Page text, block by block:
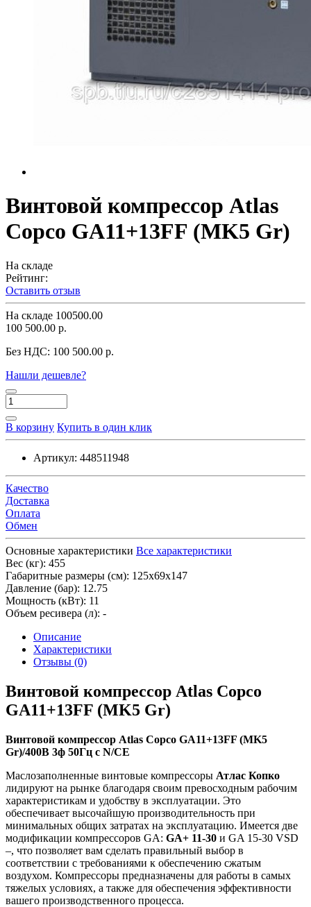
Винтовой компрессор Atlas
Copco GA11+13FF (MK5 Gr)
На складе
Рейтинг:
Оставить отзыв
На складе 100500.00
100 500.00 р.
Без НДС: 100 500.00 р.
Нашли дешевле?
В корзину Купить в один клик
Артикул: 448511948
Качество
Доставка
Оплата
Обмен
Основные характеристики Все характеристики
Вес (кг): 455
Габаритные размеры (см): 125х69х147
Давление (бар): 12.75
Мощность (кВт): 11
Объем ресивера (л): -
Описание
Характеристики
Отзывы (0)
Винтовой компрессор Atlas Copco
GA11+13FF (MK5 Gr)
Винтовой компрессор Atlas Copco GA11+13FF (MK5
Gr)/400В 3ф 50Гц c N/CE
Маслозаполненные винтовые компрессоры Атлас Копко
лидируют на рынке благодаря своим превосходным рабочим
характеристикам и удобству в эксплуатации. Это
обеспечивает высочайшую производительность при
минимальных общих затратах на эксплуатацию. Имеется две
модификации компрессоров GA: GA+ 11-30 и GA 15-30 VSD
–, что позволяет вам сделать правильный выбор в
соответствии с требованиями к обеспечению сжатым
воздухом. Компрессоры предназначены для работы в самых
тяжелых условиях, а также для обеспечения эффективности
вашего производственного процесса.